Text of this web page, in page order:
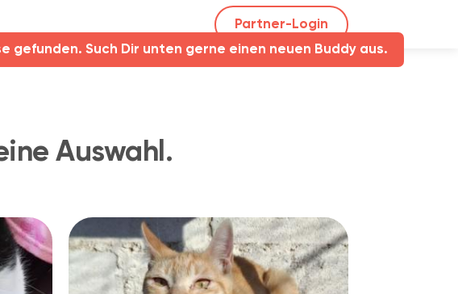
Partner-Login
Auswahl.
Such Dir unten gerne einen neuen Buddy aus.